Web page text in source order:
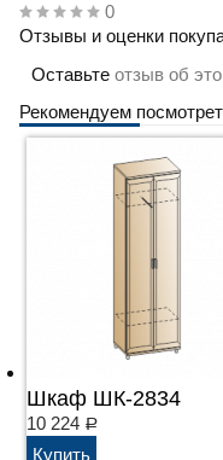
0
Отзывы и оценки
Оставьте отзыв об
Рекомендуем
Шкаф ШК-2834
10 224 Р